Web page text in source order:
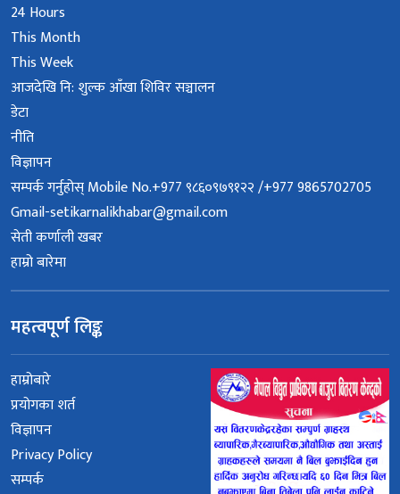
24 Hours
This Month
This Week
आजदेखि नि: शुल्क आँखा शिविर सञ्चालन
डेटा
नीति
विज्ञापन
सम्पर्क गर्नुहोस् Mobile No.+977 ९८६०९७९१२२ /+977 9865702705
Gmail-setikarnalikhabar@gmail.com
सेती कर्णाली खबर
हाम्रो बारेमा
महत्वपूर्ण लिङ्क
हाम्रोबारे
प्रयोगका शर्त
विज्ञापन
Privacy Policy
सम्पर्क